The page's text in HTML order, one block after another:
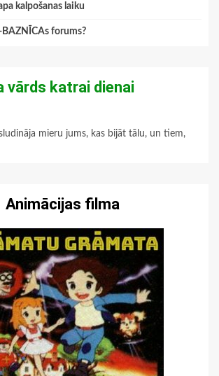
kalpošanas laiku
forums?
vārds katrai dienai
mieru jums, kas bijāt tālu, un tiem,
Animācijas filma